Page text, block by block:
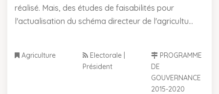
réalisé. Mais, des études de faisabilités pour
l'actualisation du schéma directeur de l'agricultu...
Agriculture
Electorale |
Président
PROGRAMME
DE
GOUVERNANCE
2015-2020